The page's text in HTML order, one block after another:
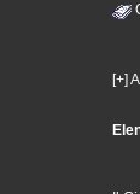
[+]